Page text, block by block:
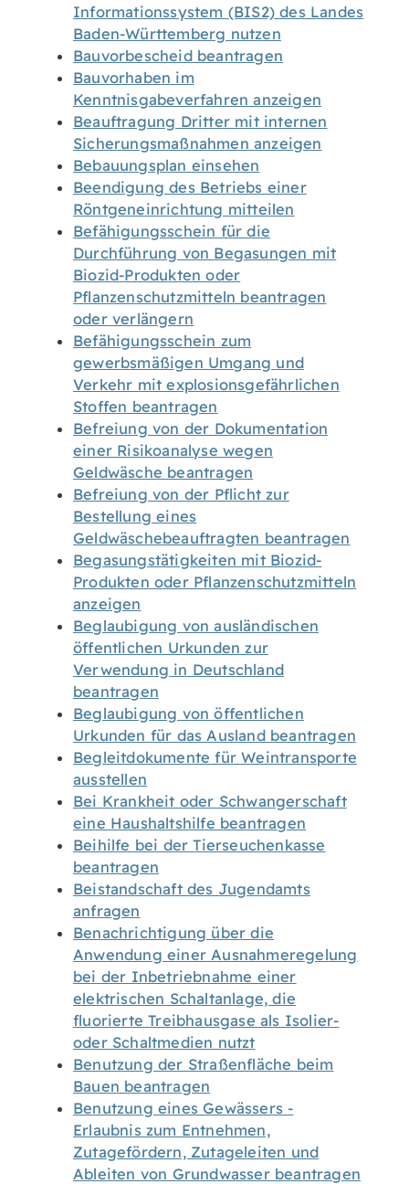
Informationssystem (BIS2) des Landes
Baden-Württemberg nutzen
Bauvorbescheid beantragen
Bauvorhaben im
Kenntnisgabeverfahren anzeigen
Beauftragung Dritter mit internen
Sicherungsmaßnahmen anzeigen
Bebauungsplan einsehen
Beendigung des Betriebs einer
Röntgeneinrichtung mitteilen
Befähigungsschein für die
Durchführung von Begasungen mit
Biozid-Produkten oder
Pflanzenschutzmitteln beantragen
oder verlängern
Befähigungsschein zum
gewerbsmäßigen Umgang und
Verkehr mit explosionsgefährlichen
Stoffen beantragen
Befreiung von der Dokumentation
einer Risikoanalyse wegen
Geldwäsche beantragen
Befreiung von der Pflicht zur
Bestellung eines
Geldwäschebeauftragten beantragen
Begasungstätigkeiten mit Biozid-
Produkten oder Pflanzenschutzmitteln
anzeigen
Beglaubigung von ausländischen
öffentlichen Urkunden zur
Verwendung in Deutschland
beantragen
Beglaubigung von öffentlichen
Urkunden für das Ausland beantragen
Begleitdokumente für Weintransporte
ausstellen
Bei Krankheit oder Schwangerschaft
eine Haushaltshilfe beantragen
Beihilfe bei der Tierseuchenkasse
beantragen
Beistandschaft des Jugendamts
anfragen
Benachrichtigung über die
Anwendung einer Ausnahmeregelung
bei der Inbetriebnahme einer
elektrischen Schaltanlage, die
fluorierte Treibhausgase als Isolier-
oder Schaltmedien nutzt
Benutzung der Straßenfläche beim
Bauen beantragen
Benutzung eines Gewässers -
Erlaubnis zum Entnehmen,
Zutagefördern, Zutageleiten und
Ableiten von Grundwasser beantragen